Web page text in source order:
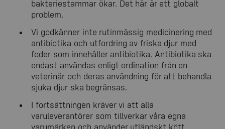
bakteriestammar ökar. Det här är ett globalt
problem.
Vi godkänner inte rutinmässig medicinering med
antibiotika och utfordring av friska djur med
foder som innehåller antibiotika. Antibiotika ska
endast användas enligt ordination från en
veterinär och deras användning för att behandla
sjuka djur ska begränsas.
I fortsättningen kräver vi att alla
varuleverantörer som tillverkar våra egna
varumärken och använder utländskt kött